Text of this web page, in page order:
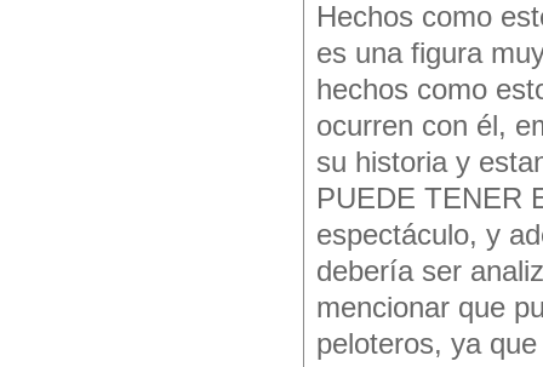
Hechos como
es una figura
hechos como
ocurren con él,
su historia y
PUEDE TENER
espectáculo, y
debería ser
mencionar que
peloteros, ya